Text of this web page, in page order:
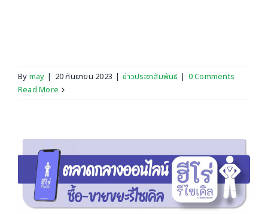
By may | 20 กันยายน 2023 | ข่าวประชาสัมพันธ์ | 0 Comments
Read More